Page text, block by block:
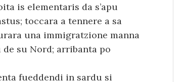
is elementaris da s’apu
toccara a tennere a sa
una immigratzione manna
su Nord; arribanta po
fueddendi in sardu si